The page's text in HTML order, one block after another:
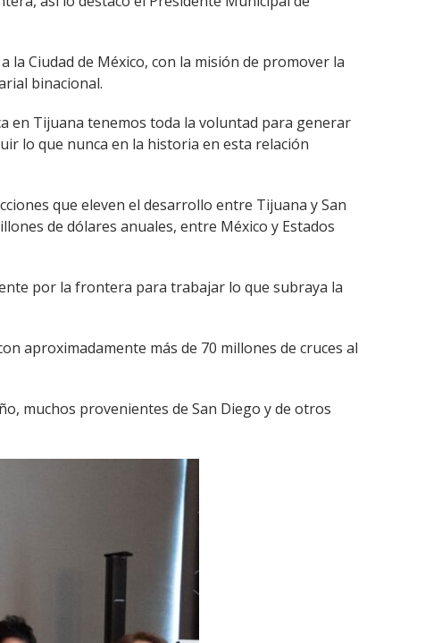
Ciudad de México, con la misión de promover la
binacional.
en Tijuana tenemos toda la voluntad para generar
lo que nunca en la historia en esta relación
que eleven el desarrollo entre Tijuana y San
de dólares anuales, entre México y Estados
por la frontera para trabajar lo que subraya la
aproximadamente más de 70 millones de cruces al
muchos provenientes de San Diego y de otros